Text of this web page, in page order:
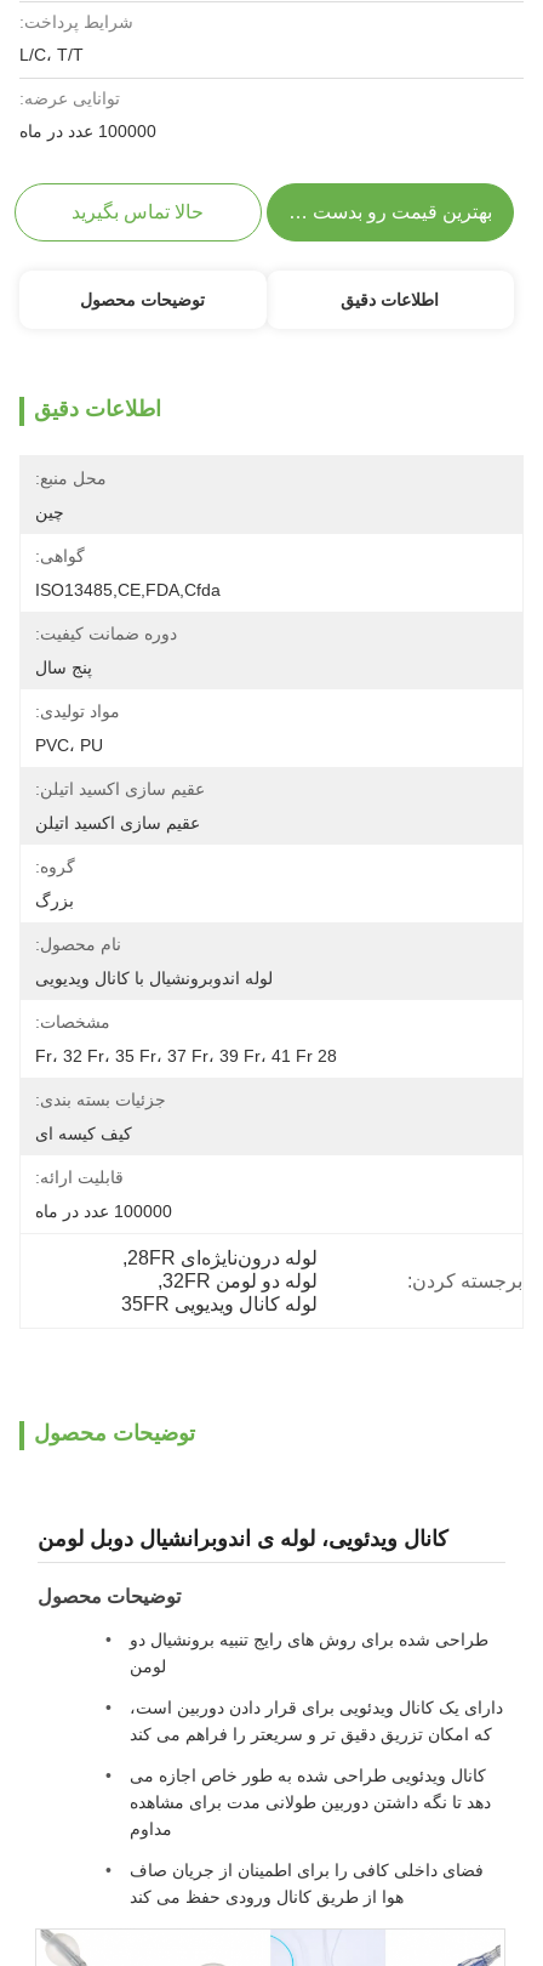
شرایط پرداخت:
L/C، T/T
توانایی عرضه:
100000 عدد در ماه
بهترین قیمت رو بدست بیار حالا تماس بگیرید
اطلاعات دقیق توضیحات محصول
اطلاعات دقیق
محل منبع:
چین
گواهی:
ISO13485,CE,FDA,Cfda
دوره ضمانت کیفیت:
پنج سال
مواد تولیدی:
PVC، PU
عقیم سازی اکسید اتیلن:
عقیم سازی اکسید اتیلن
گروه:
بزرگ
نام محصول:
لوله اندوبرونشیال با کانال ویدیویی
مشخصات:
28 Fr، 32 Fr، 35 Fr، 37 Fr، 39 Fr، 41 Fr
جزئیات بسته بندی:
کیف کیسه ای
قابلیت ارائه:
100000 عدد در ماه
برجسته کردن:
لوله درون‌نایژه‌ای 28FR
,
لوله دو لومن 32FR
,
لوله کانال ویدیویی 35FR
توضیحات محصول
کانال ویدئویی، لوله ی اندوبرانشیال دوبل لومن
توضیحات محصول
طراحی شده برای روش های رایج تنبیه برونشیال دو
لومن
دارای یک کانال ویدئویی برای قرار دادن دوربین است،
که امکان تزریق دقیق تر و سریعتر را فراهم می کند
کانال ویدئویی طراحی شده به طور خاص اجازه می
دهد تا نگه داشتن دوربین طولانی مدت برای مشاهده
مداوم
فضای داخلی کافی را برای اطمینان از جریان صاف
هوا از طریق کانال ورودی حفظ می کند